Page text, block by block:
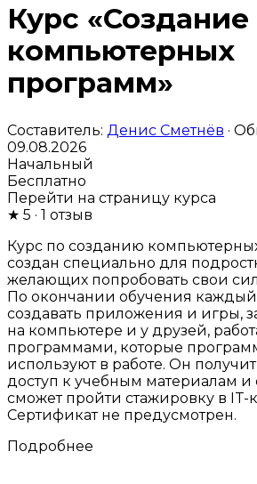
Курс «Создание
компьютерных
программ»
Составитель: Денис Сметнёв ·
09.08.2026
Начальный
Бесплатно
Перейти на страницу курса
★ 5 · 1 отзыв
Курс по созданию
создан специально для
желающих попробовать свои
По окончании обучения каждый
создавать приложения и игры,
на компьютере и у друзей,
программами, которые
используют в работе. Он
доступ к учебным материалам
сможет пройти стажировку в IT-
Сертификат не предусмотрен.
Подробнее